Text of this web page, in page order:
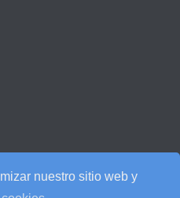
nuestro sitio web y